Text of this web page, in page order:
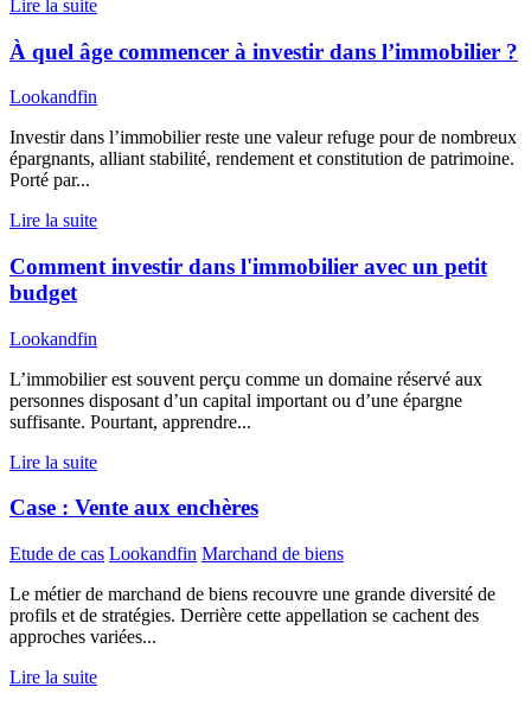
Lire la suite
À quel âge commencer à investir dans l’immobilier ?
Lookandfin
Investir dans l’immobilier reste une valeur refuge pour de nombreux
épargnants, alliant stabilité, rendement et constitution de patrimoine.
Porté par...
Lire la suite
Comment investir dans l'immobilier avec un petit
budget
Lookandfin
L’immobilier est souvent perçu comme un domaine réservé aux
personnes disposant d’un capital important ou d’une épargne
suffisante. Pourtant, apprendre...
Lire la suite
Case : Vente aux enchères
Etude de cas Lookandfin Marchand de biens
Le métier de marchand de biens recouvre une grande diversité de
profils et de stratégies. Derrière cette appellation se cachent des
approches variées...
Lire la suite